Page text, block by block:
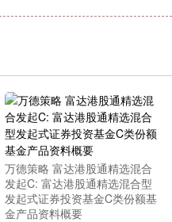
万德策略 富达港股通精选混合
发起C: 富达港股通精选混合型
发起式证券投资基金C类份额基
金产品资料概要